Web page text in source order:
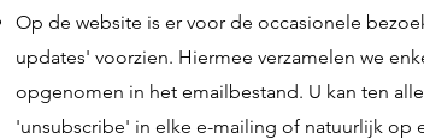
Op de website is er voor de occasionele
updates' voorzien. Hiermee verzamelen we
opgenomen in het emailbestand. U kan ten
'unsubscribe' in elke e-mailing of natuurlijk op